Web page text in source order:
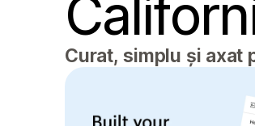
Curat, simplu și axat